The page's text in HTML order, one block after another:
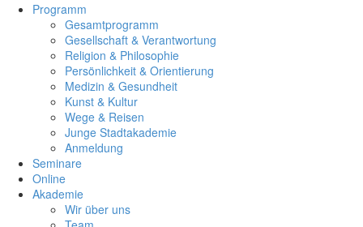
Programm
Gesamtprogramm
Gesellschaft & Verantwortung
Religion & Philosophie
Persönlichkeit & Orientierung
Medizin & Gesundheit
Kunst & Kultur
Wege & Reisen
Junge Stadtakademie
Anmeldung
Seminare
Online
Akademie
Wir über uns